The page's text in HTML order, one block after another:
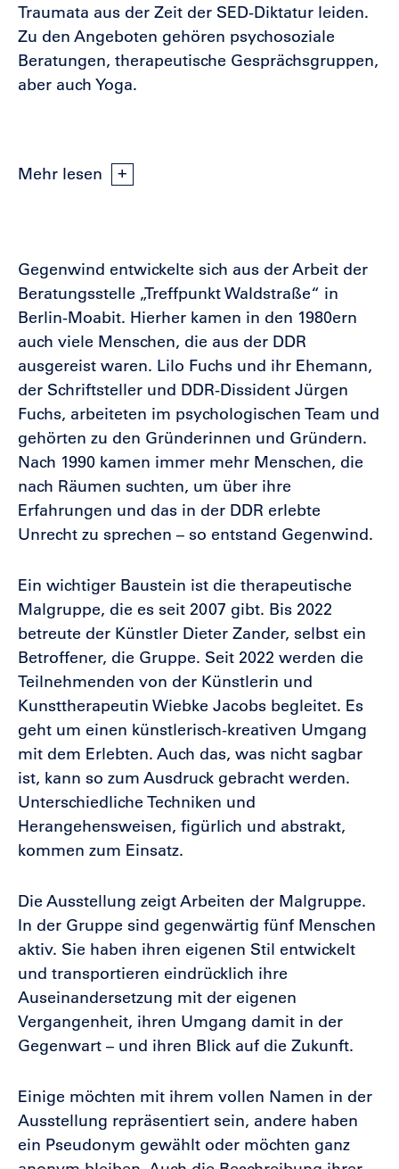
Traumata aus der Zeit der SED-Diktatur leiden.
Zu den Angeboten gehören psychosoziale
Beratungen, therapeutische Gesprächsgruppen,
aber auch Yoga.
Mehr lesen
Gegenwind entwickelte sich aus der Arbeit der
Beratungsstelle „Treffpunkt Waldstraße“ in
Berlin-Moabit. Hierher kamen in den 1980ern
auch viele Menschen, die aus der DDR
ausgereist waren. Lilo Fuchs und ihr Ehemann,
der Schriftsteller und DDR-Dissident Jürgen
Fuchs, arbeiteten im psychologischen Team und
gehörten zu den Gründerinnen und Gründern.
Nach 1990 kamen immer mehr Menschen, die
nach Räumen suchten, um über ihre
Erfahrungen und das in der DDR erlebte
Unrecht zu sprechen – so entstand Gegenwind.
Ein wichtiger Baustein ist die therapeutische
Malgruppe, die es seit 2007 gibt. Bis 2022
betreute der Künstler Dieter Zander, selbst ein
Betroffener, die Gruppe. Seit 2022 werden die
Teilnehmenden von der Künstlerin und
Kunsttherapeutin Wiebke Jacobs begleitet. Es
geht um einen künstlerisch-kreativen Umgang
mit dem Erlebten. Auch das, was nicht sagbar
ist, kann so zum Ausdruck gebracht werden.
Unterschiedliche Techniken und
Herangehensweisen, figürlich und abstrakt,
kommen zum Einsatz.
Die Ausstellung zeigt Arbeiten der Malgruppe.
In der Gruppe sind gegenwärtig fünf Menschen
aktiv. Sie haben ihren eigenen Stil entwickelt
und transportieren eindrücklich ihre
Auseinandersetzung mit der eigenen
Vergangenheit, ihren Umgang damit in der
Gegenwart – und ihren Blick auf die Zukunft.
Einige möchten mit ihrem vollen Namen in der
Ausstellung repräsentiert sein, andere haben
ein Pseudonym gewählt oder möchten ganz